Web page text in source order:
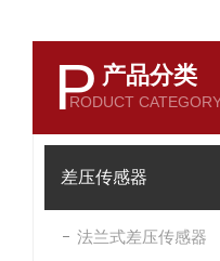
P 产品分类
RODUCT
差压传感器
法兰式差压传感器